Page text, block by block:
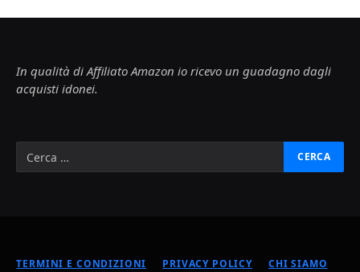
In qualità di Affiliato Amazon io ricevo un guadagno dagli
acquisti idonei.
TERMINI E CONDIZIONI PRIVACY POLICY CHI SIAMO